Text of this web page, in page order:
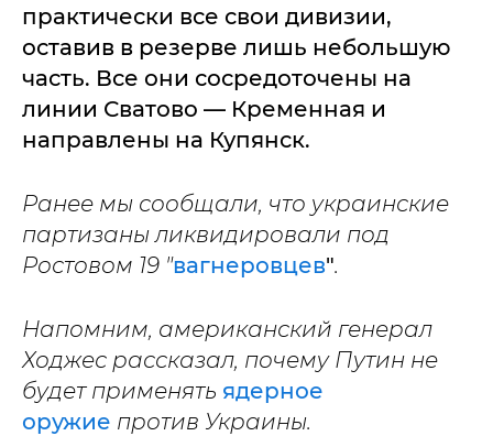
практически все свои дивизии,
оставив в резерве лишь небольшую
часть. Все они сосредоточены на
линии Сватово — Кременная и
направлены на Купянск.
Ранее мы сообщали, что украинские
партизаны ликвидировали под
Ростовом 19 "вагнеровцев".
Напомним, американский генерал
Ходжес рассказал, почему Путин не
будет применять ядерное
оружие против Украины.